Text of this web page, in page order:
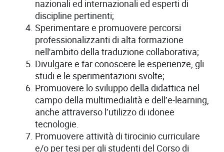
nazionali ed internazionali ed esperti di
discipline pertinenti;
Sperimentare e promuovere percorsi
professionalizzanti di alta formazione
nell'ambito della traduzione collaborativa;
Divulgare e far conoscere le esperienze, gli
studi e le sperimentazioni svolte;
Promuovere lo sviluppo della didattica nel
campo della multimedialità e dell’e-learning,
anche attraverso l’utilizzo di idonee
tecnologie.
Promuovere attività di tirocinio curriculare
e/o per tesi per gli studenti del Corso di